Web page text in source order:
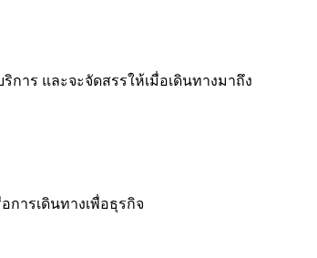
าร และจะจัดสรรให้เมื่อเดินทางมาถึง
ารเดินทางเพื่อธุรกิจ